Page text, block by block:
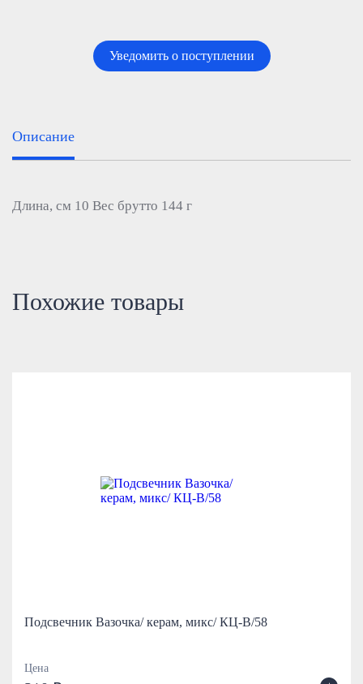
Уведомить о поступлении
Описание
Длина, см 10 Вес брутто 144 г
Похожие товары
Подсвечник Вазочка/ керам, микс/ КЦ-В/58
Цена